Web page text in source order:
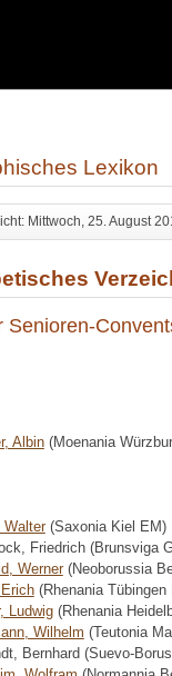
Lexikon
Mittwoch, 25. August
Senioren-
Albin(Moenania
Walter(Saxonia Kiel EM)
Friedrich (Brunsviga
Werner(Neoborussia
(Rhenania
Ludwig(Rhenania
Wilhelm (Teutonia
Bernhard (Suevo-